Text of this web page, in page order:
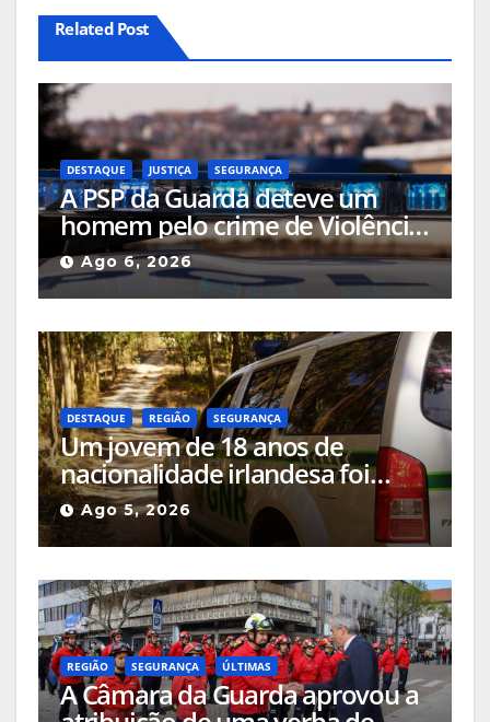
Related Post
DESTAQUE JUSTIÇA SEGURANÇA
A PSP da Guarda deteve um
homem pelo crime de Violência
Doméstica após agressão grave
na via pública
Ago 6, 2026
DESTAQUE REGIÃO SEGURANÇA
Um jovem de 18 anos de
nacionalidade irlandesa foi
detido pela GNR em Celorico da
Beira pelo crime de incêndio
rural
Ago 5, 2026
REGIÃO SEGURANÇA ÚLTIMAS
A Câmara da Guarda aprovou a